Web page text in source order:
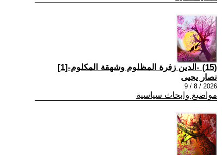
(15) -الدين زفرة المظلوم وشهقة المكلوم-[1]
نصار يحيى
2026 / 8 / 9
مواضيع وابحاث سياسية